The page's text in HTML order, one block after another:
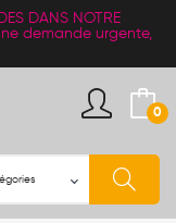
DANS NOTRE
demande urgente,
0